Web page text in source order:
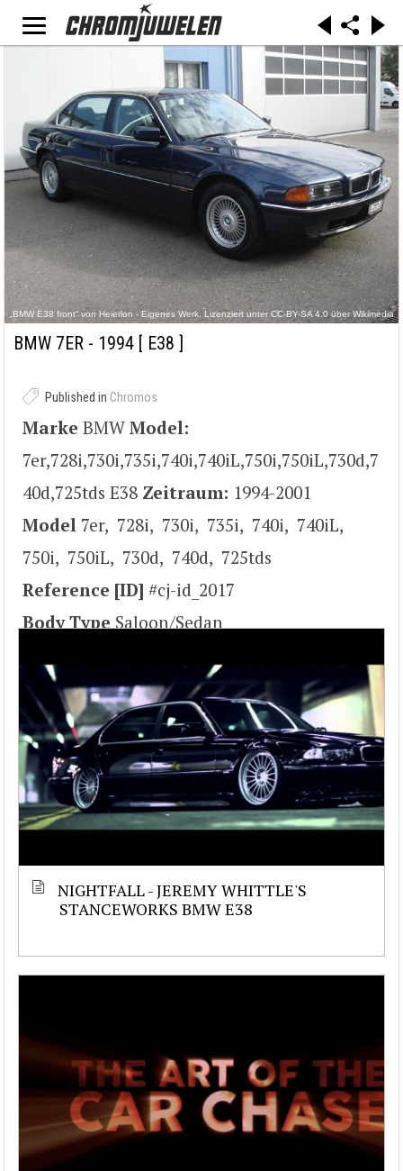
„BMW E38 front“ von Heierlon - Eigenes Werk. Lizenziert unter CC-BY-SA 4.0 über Wikimedia
Commons -
BMW 7ER - 1994 [ E38 ]
Published in Chromos
Marke BMW Model:
7er,728i,730i,735i,740i,740iL,750i,750iL,730d,7
40d,725tds E38 Zeitraum: 1994-2001
Model 7er, 728i, 730i, 735i, 740i, 740iL,
750i, 750iL, 730d, 740d, 725tds
Reference [ID] #cj-id_2017
Body Type Saloon/Sedan
NIGHTFALL - JEREMY WHITTLE'S
STANCEWORKS BMW E38